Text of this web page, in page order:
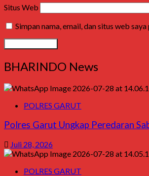
Situs Web
Simpan nama, email, dan situs web
BHARINDO News
POLRES GARUT
Polres Garut Ungkap Peredaran
Juli 28, 2026
POLRES GARUT